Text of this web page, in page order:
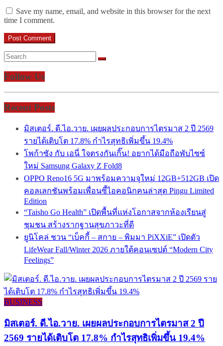
Save my name, email, and website in this browser for the next
time I comment.
Follow Us
Recent Posts
มิสเตอร์. ดี.ไอ.วาย. เผยผลประกอบการไตรมาส 2 ปี 2569
รายได้เติบโต 17.8% กำไรสุทธิเพิ่มขึ้น 19.4%
โพก้าซัง กับ เอนี่ ใจตรงกันเกิ๊น! อยากได้มือถือพับไซซ์
ใหม่ Samsung Galaxy Z Fold8
OPPO Reno16 5G มาพร้อมความจุใหม่ 12GB+512GB เปิด
คอลเลกชันพร้อมเพื่อนซี้ไอคอนิกคนล่าสุด Pingu Limited
Edition
“Taisho Go Health” เปิดพื้นที่แห่งโอกาสจากห้องเรียนสู่
ชุมชน สร้างรากฐานสุขภาวะที่ดี
ยูนิโคล่ ชวน “เบ็คกี้ – สกาย – พิมมา PiXXiE” เปิดตัว
LifeWear Fall/Winter 2026 ภายใต้คอนเซปต์ “Modern City
Feelings”
BUSINESS
มิสเตอร์. ดี.ไอ.วาย. เผยผลประกอบการไตรมาส 2 ปี
2569 รายได้เติบโต 17.8% กำไรสุทธิเพิ่มขึ้น 19.4%